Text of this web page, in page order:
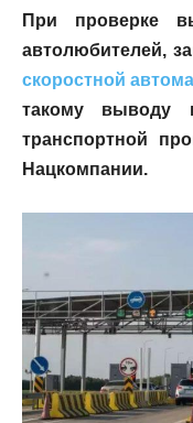
При проверке
автолюбителей,
скоростной
такому выводу
транспортной
Нацкомпании.